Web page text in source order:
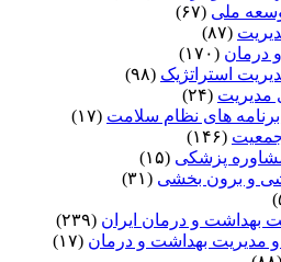
ملی (۶۷)
(۸۷)
درمان (۱۷۰)
استراتژیک (۹۸)
مدیریت (۲۴)
های نظام سلامت (۱۷)
جمعیت (۱۴۶)
پزشکی (۱۵)
و برون بخشی (۳۱)
بهداشت و درمان ایران (۲۳۹)
مدیریت بهداشت و درمان (۱۷)